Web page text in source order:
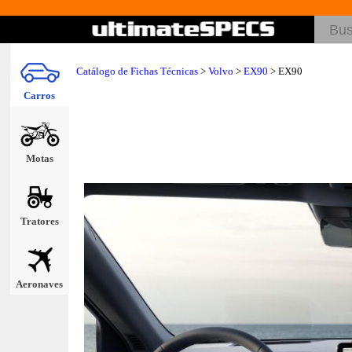
Carros
Motas
Tratores
Aeronaves
Catálogo de Fichas Técnicas > Volvo > EX90 > EX90